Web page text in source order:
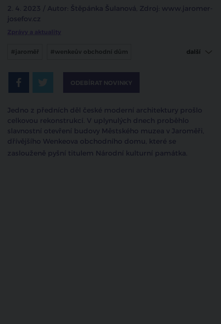
2. 4. 2023 / Autor: Štěpánka Šulanová, Zdroj: www.jaromer-
josefov.cz
Zprávy a aktuality
#jaroměř #wenkeův obchodní dům
#městské muzeum
další
ODEBÍRAT NOVINKY
Jedno z předních děl české moderní architektury prošlo
celkovou rekonstrukcí. V uplynulých dnech proběhlo
slavnostní otevření budovy Městského muzea v Jaroměři,
dřívějšího Wenkeova obchodního domu, které se
zaslouženě pyšní titulem Národní kulturní památka.